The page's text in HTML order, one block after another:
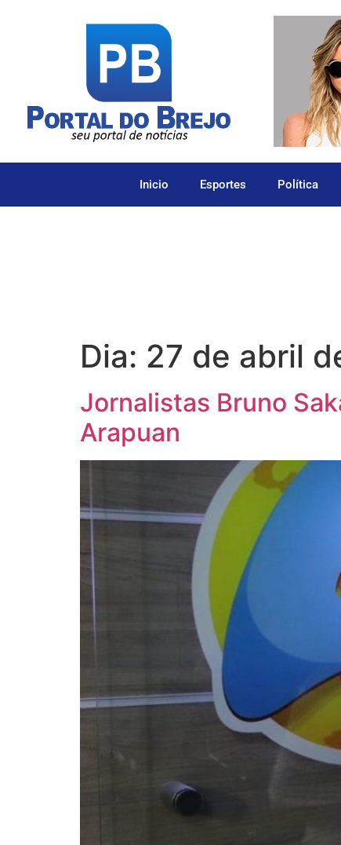
Inicio Esportes Política
Dia: 27 de abril
Jornalistas Bruno
Arapuan